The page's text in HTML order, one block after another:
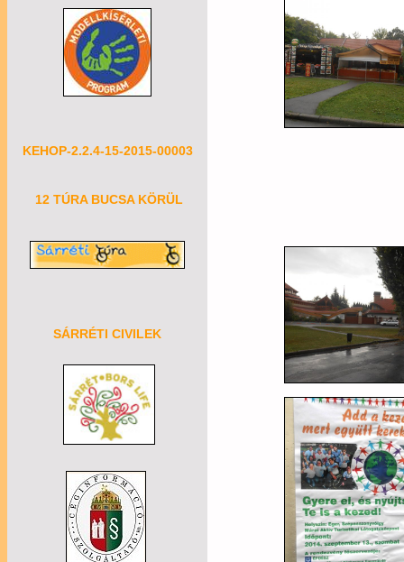
KEHOP-2.2.4-15-2015-00003
12 TÚRA BUCSA KÖRÜL
SÁRRÉTI CIVILEK